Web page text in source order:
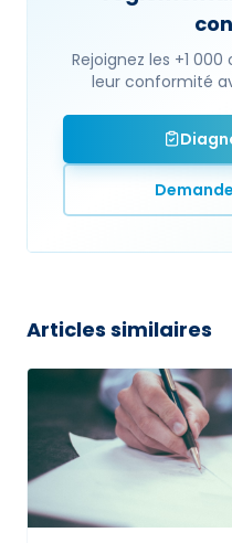
Rejoignez les +1
leur conformité
Articles similaires